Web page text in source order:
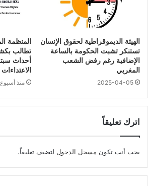
الهيئة الديموقراطية لحقوق الإنسان
تستنكر تشبت الحكومة بالساعة
الإضافية رغم رفض الشعب
المغربي
2025-04-05
المنظمة
تطالب
أحداث
الاعتداءات
منذ
اترك تعليقاً
يجب أنت تكون مسجل الدخول لتضيف تعليقاً.